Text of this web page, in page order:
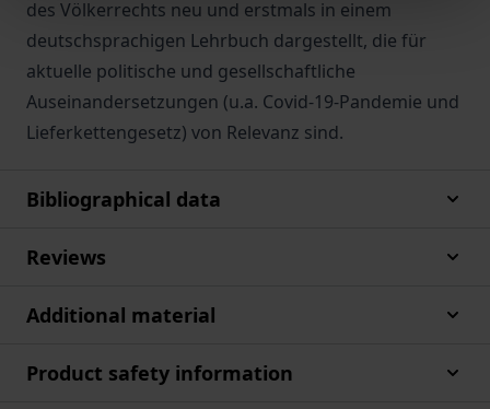
des Völkerrechts neu und erstmals in einem
deutschsprachigen Lehrbuch dargestellt, die für
aktuelle politische und gesellschaftliche
Auseinandersetzungen (u.a. Covid-19-Pandemie und
Lieferkettengesetz) von Relevanz sind.
Bibliographical data
Reviews
Additional material
Product safety information